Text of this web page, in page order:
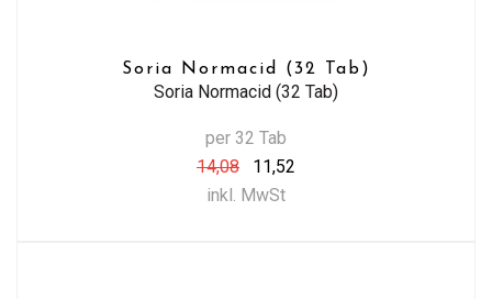
Soria Normacid (32 Tab)
Soria Normacid (32 Tab)
per 32 Tab
14,08
11,52
inkl. MwSt